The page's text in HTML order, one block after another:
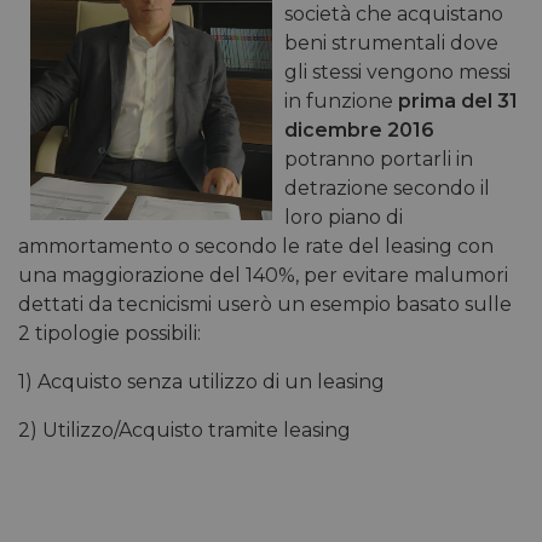
società che acquistano
beni strumentali dove
gli stessi vengono messi
in funzione prima del 31
dicembre 2016
potranno portarli in
detrazione secondo il
loro piano di
ammortamento o secondo le rate del leasing con
una maggiorazione del 140%, per evitare malumori
dettati da tecnicismi userò un esempio basato sulle
2 tipologie possibili:
1) Acquisto senza utilizzo di un leasing
2) Utilizzo/Acquisto tramite leasing